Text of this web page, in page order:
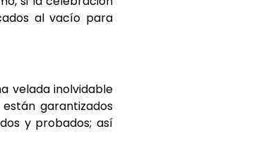
al vacío para
velada inolvidable
garantizados
y probados; así